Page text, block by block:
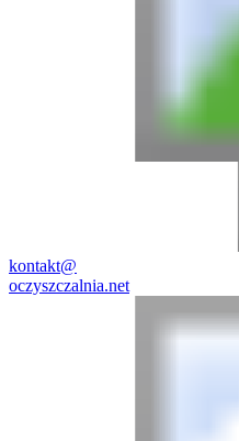
kontakt@
oczyszczalnia.net